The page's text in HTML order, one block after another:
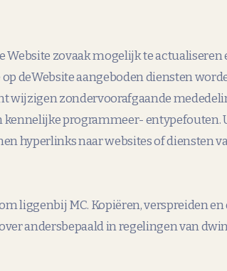
Website zovaak mogelijk te
deWebsite aangeboden diensten
wijzigen zondervoorafgaande
kennelijke programmeer-
hyperlinks naar websites of diensten
liggenbij MC. Kopiëren, verspreiden
andersbepaald in regelingen van